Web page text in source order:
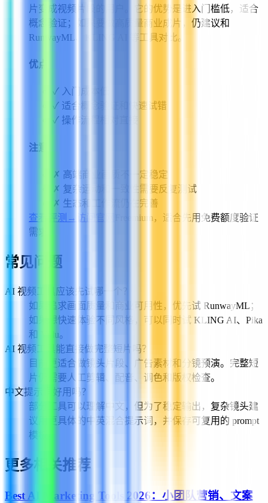
片变成视频片段的用户。它的优势是进入门槛低，适合
概念验证；如果要做高质量商业成片，仍建议和
RunwayML、KLING AI 等工具对比。
优点
✓ 入门成本低
✓ 适合概念验证和快速试错
✓ 操作流程相对直接
注意
✗ 高端商业画质不一定稳定
✗ 复杂运动和一致性需要反复测试
✗ 生态和工作流仍在完善
查看评测 → 访问官网
Freemium，适合先用免费额度验证
需求
常见问题
AI 视频工具应该先试哪一个？
如果追求画面质量和商业可用性，优先试 RunwayML；
如果想快速体验不同风格，可以同时试 KLING AI、Pika
和 Vidu。
AI 视频工具能直接做完整短片吗？
目前更适合做镜头片段、广告素材和分镜预演。完整短
片仍需要人工剪辑、配音、调色和版权检查。
中文提示词好用吗？
部分工具可以理解中文，但为了稳定输出，复杂镜头建
议用更具体的中英混合提示词，并保存可复用的 prompt
模板。
更多相关推荐
Best AI Marketing Tools 2026：小团队营销、文案